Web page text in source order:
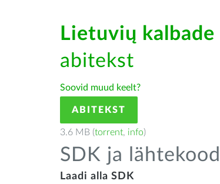
Lietuvių kalbade
abitekst
Soovid muud keelt?
ABITEKST
3.6 MB (torrent, info)
SDK ja lähtekood
Laadi alla SDK